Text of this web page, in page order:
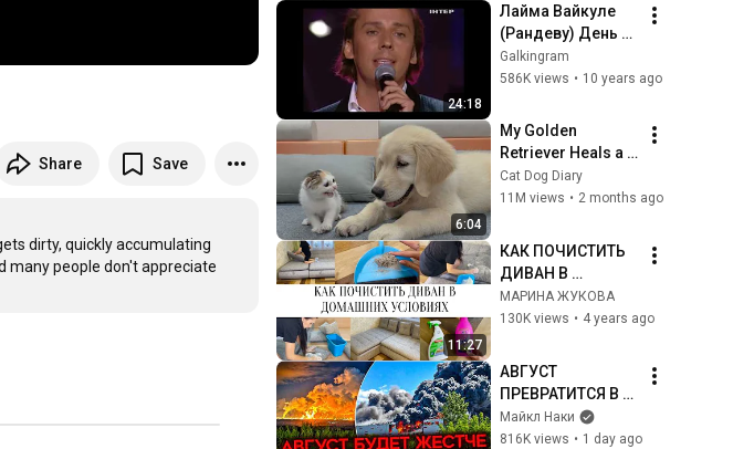
Share Save
dirty, quickly accumulating
many people don't appreciate
24:18
Лайма Вайкуле
(Рандеву) День
№4 Максим
Галкин
Galkingram
586K views • 10 years ago
6:04
My Golden
Retriever Heals a
Terrified Rescue
Kitten in Just 3
Cat Dog Diary
11M views • 2 months ago
11:27
КАК ПОЧИСТИТЬ
ДИВАН В
ДОМАШНИХ
УСЛОВИЯХ/
НОВЫЙ/
МОТИВАЦИЯ НА
УБОРКУ#какпочи
ститьдиван
МАРИНА ЖУКОВА
130K views • 4 years ago
АВГУСТ
ПРЕВРАТИТСЯ В
АД. Принуждение
к миру только
Майкл Наки
816K views • 1 day ago